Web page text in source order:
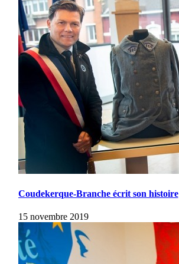
Coudekerque-Branche écrit son histoire
15 novembre 2019